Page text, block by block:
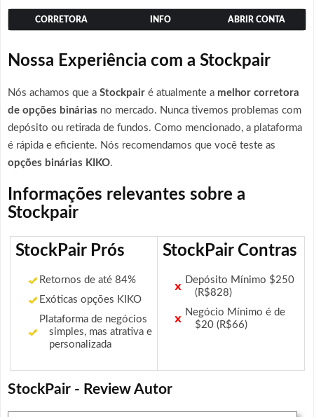
CORRETORA INFO ABRIR CONTA
Nossa Experiência com a Stockpair
Nós achamos que a Stockpair é atualmente a melhor corretora
de opções binárias no mercado. Nunca tivemos problemas com
depósito ou retirada de fundos. Como mencionado, a plataforma
é rápida e eficiente. Nós recomendamos que você teste as
opções binárias KIKO.
Informações relevantes sobre a
Stockpair
StockPair Prós
Retornos de até 84%
Exóticas opções KIKO
Plataforma de negócios
simples, mas atrativa e
personalizada
StockPair Contras
Depósito Mínimo $250
(R$828)
Negócio Mínimo é de
$20 (R$66)
StockPair - Review Autor